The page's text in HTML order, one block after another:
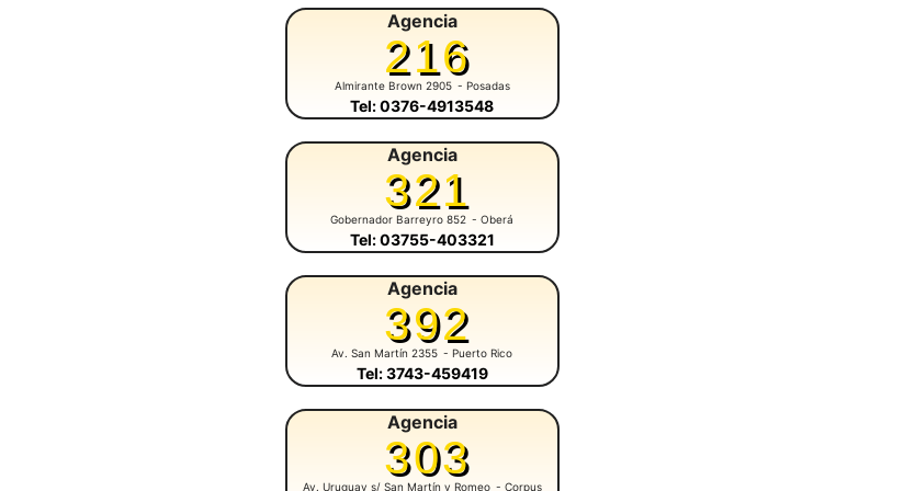
Agencia
216
Almirante Brown 2905 - Posadas
Tel: 0376-4913548
Agencia
321
Gobernador Barreyro 852 - Oberá
Tel: 03755-403321
Agencia
392
Av. San Martín 2355 - Puerto Rico
Tel: 3743-459419
Agencia
303
Av. Uruguay s/ San Martín y Romeo - Corpus